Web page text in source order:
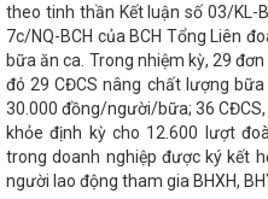
thương mại bền vững đáp
Giám đốc Sở Công Thương Hà
ngành Công Thương: Kiểm
21 giải Cuộc thi trực tuyến
định của Chính phủ về phát triển
Kết nối thị trường tiêu thụ cho
Tháng Công nhân năm 2023
Đài Phát thanh và Truyền hình
ở huyện miền núi Hà Tĩnh
theo tinh thần Kết luận số 03/KL-
7c/NQ-BCH của BCH Tổng Liên
bữa ăn ca. Trong nhiệm kỳ, 29
đó 29 CĐCS nâng chất lượng
30.000 đồng/người/bữa; 36
khỏe định kỳ cho 12.600 lượt
trong doanh nghiệp được ký kết
người lao động tham gia BHXH,